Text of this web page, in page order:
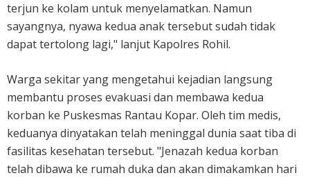
terjun ke kolam untuk menyelamatkan. Namun
sayangnya, nyawa kedua anak tersebut sudah tidak
dapat tertolong lagi," lanjut Kapolres Rohil.
Warga sekitar yang mengetahui kejadian langsung
membantu proses evakuasi dan membawa kedua
korban ke Puskesmas Rantau Kopar. Oleh tim medis,
keduanya dinyatakan telah meninggal dunia saat tiba di
fasilitas kesehatan tersebut. "Jenazah kedua korban
telah dibawa ke rumah duka dan akan dimakamkan hari